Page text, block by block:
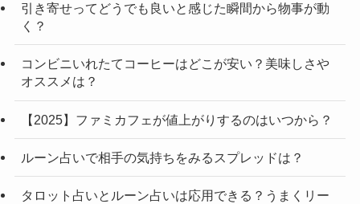
引き寄せってどうでも良いと感じた瞬間から物事が動
く？
コンビニいれたてコーヒーはどこが安い？美味しさや
オススメは？
【2025】ファミカフェが値上がりするのはいつから？
ルーン占いで相手の気持ちをみるスプレッドは？
タロット占いとルーン占いは応用できる？うまくリー